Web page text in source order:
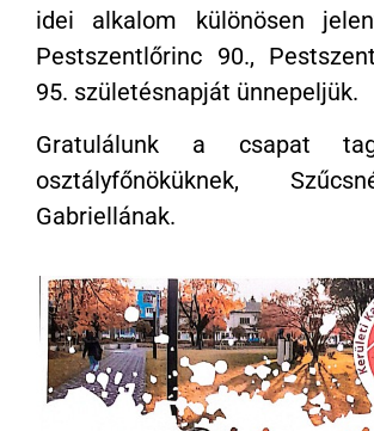
idei alkalom különösen
Pestszentlőrinc 90.,
95. születésnapját ünnepeljük.
Gratulálunk a csapat
osztályfőnöküknek,
Gabriellának.